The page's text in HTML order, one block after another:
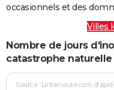
occasionnels et des
Villes
Nombre de jours
catastrophe naturelle
Source : Linternaute.com